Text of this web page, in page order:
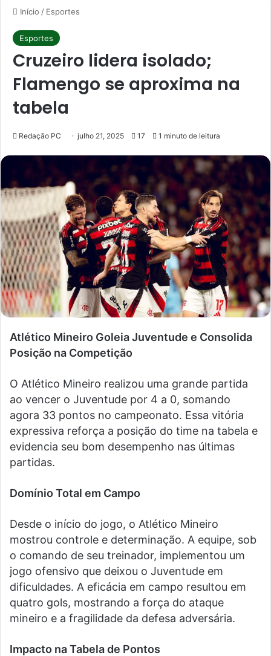
Início / Esportes
Esportes
Cruzeiro lidera isolado;
Flamengo se aproxima na
tabela
Redação PC julho 21, 2025 17 1 minuto de leitura
Atlético Mineiro Goleia Juventude e Consolida
Posição na Competição
O Atlético Mineiro realizou uma grande partida
ao vencer o Juventude por 4 a 0, somando
agora 33 pontos no campeonato. Essa vitória
expressiva reforça a posição do time na tabela e
evidencia seu bom desempenho nas últimas
partidas.
Domínio Total em Campo
Desde o início do jogo, o Atlético Mineiro
mostrou controle e determinação. A equipe, sob
o comando de seu treinador, implementou um
jogo ofensivo que deixou o Juventude em
dificuldades. A eficácia em campo resultou em
quatro gols, mostrando a força do ataque
mineiro e a fragilidade da defesa adversária.
Impacto na Tabela de Pontos